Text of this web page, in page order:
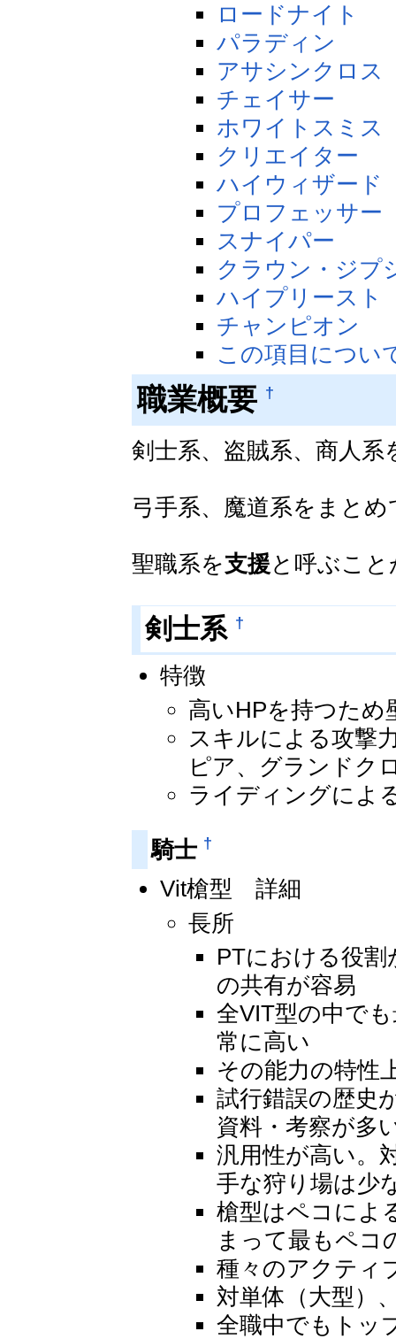
ロードナイト
パラディン
アサシンクロス
チェイサー
ホワイトスミス
クリエイター
ハイウィザード
プロフェッサー
スナイパー
クラウン・ジプ
ハイプリースト
チャンピオン
この項目につい
職業概要 †
剣士系、盗賊系、商人系
弓手系、魔道系をまとめ
聖職系を支援と呼ぶこ
剣士系 †
特徴
高いHPを持つため
スキルによる攻撃
ピア、グランドク
ライディングによ
騎士 †
Vit槍型 詳細
長所
PTにおける役
の共有が容易
全VIT型の中で
常に高い
その能力の特性
試行錯誤の歴史
資料・考察が多
汎用性が高い。
手な狩り場は少
槍型はペコによ
まって最もペコ
種々のアクティ
対単体（大型）
全職中でもトッ